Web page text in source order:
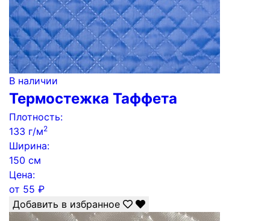
В наличии
Термостежка Таффета
Плотность:
133 г/м2
Ширина:
150 см
Цена:
от 55 ₽
Добавить в избранное